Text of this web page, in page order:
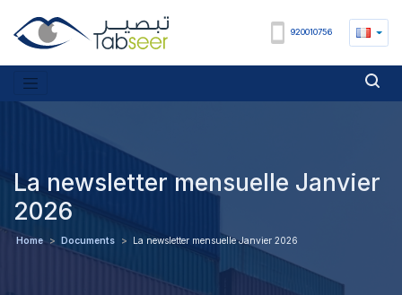
920010756
La newsletter mensuelle Janvier
2026
Home > Documents > La newsletter mensuelle Janvier 2026